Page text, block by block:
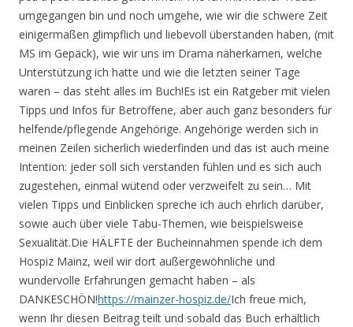
umgegangen bin und noch umgehe, wie wir die schwere Zeit
einigermaßen glimpflich und liebevoll überstanden haben, (mit
MS im Gepäck), wie wir uns im Drama näherkamen, welche
Unterstützung ich hatte und wie die letzten seiner Tage
waren – das steht alles im Buch!Es ist ein Ratgeber mit vielen
Tipps und Infos für Betroffene, aber auch ganz besonders für
helfende/pflegende Angehörige. Angehörige werden sich in
meinen Zeilen sicherlich wiederfinden und das ist auch meine
Intention: jeder soll sich verstanden fühlen und es sich auch
zugestehen, einmal wütend oder verzweifelt zu sein… Mit
vielen Tipps und Einblicken spreche ich auch ehrlich darüber,
sowie auch über viele Tabu-Themen, wie beispielsweise
Sexualität.Die HÄLFTE der Bucheinnahmen spende ich dem
Hospiz Mainz, weil wir dort außergewöhnliche und
wundervolle Erfahrungen gemacht haben – als
DANKESCHÖN!https://mainzer-hospiz.de/Ich freue mich,
wenn Ihr diesen Beitrag teilt und sobald das Buch erhältlich